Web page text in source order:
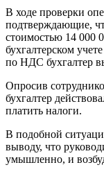
В ходе проверки
подтверждающие,
стоимостью 14 000
бухгалтерском
по НДС бухгалтер
Опросив
бухгалтер
платить налоги.
В подобной
выводу, что
умышленно, и